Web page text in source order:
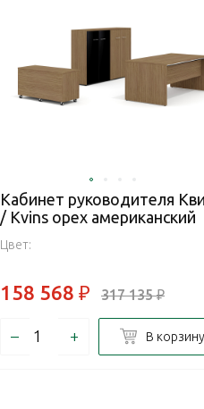
Кабинет руководителя
/ Kvins орех американский
Цвет:
158 568 ₽ 317 135₽
– + В корзину